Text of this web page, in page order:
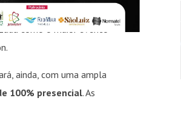
e Empresas de
como o maior evento
ainda, com uma ampla
100% presencial. As